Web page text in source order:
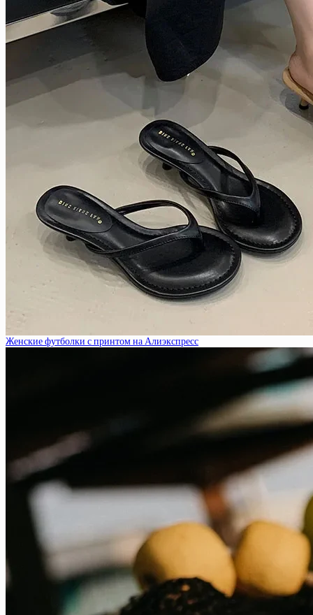
Женские футболки с принтом на Алиэкспресс